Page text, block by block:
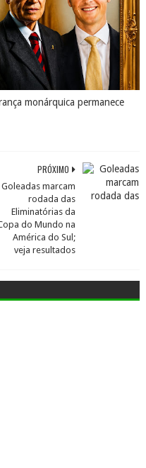
monárquica permanece
PRÓXIMO
Goleadas marcam
rodada das
Eliminatórias da
do Mundo na
América do Sul;
veja resultados